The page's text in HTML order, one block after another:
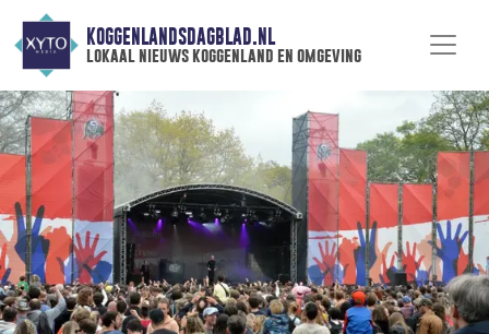
KOGGENLANDSDAGBLAD.NL
lokaal nieuws koggenland en omgeving